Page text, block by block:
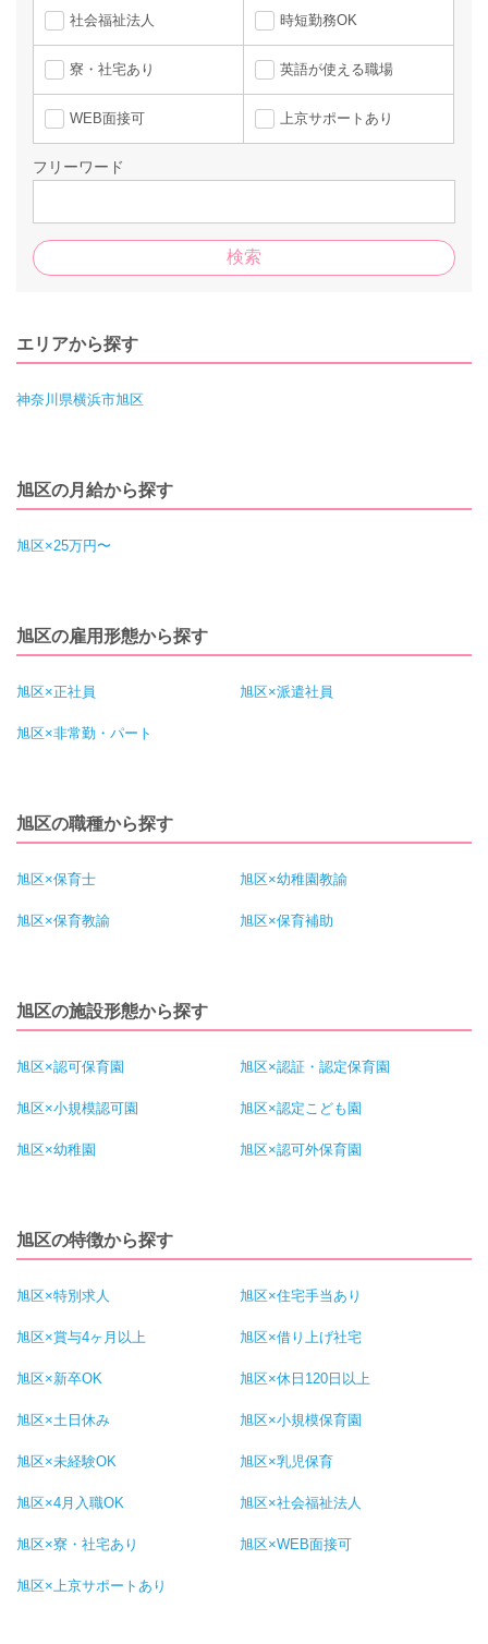
社会福祉法人 時短勤務OK
寮・社宅あり 英語が使える職場
WEB面接可 上京サポートあり
フリーワード
エリアから探す
神奈川県横浜市旭区
旭区の月給から探す
旭区×25万円〜
旭区の雇用形態から探す
旭区×正社員 旭区×派遣社員
旭区×非常勤・パート
旭区の職種から探す
旭区×保育士 旭区×幼稚園教諭
旭区×保育教諭 旭区×保育補助
旭区の施設形態から探す
旭区×認可保育園 旭区×認証・認定保育園
旭区×小規模認可園 旭区×認定こども園
旭区×幼稚園 旭区×認可外保育園
旭区の特徴から探す
旭区×特別求人 旭区×住宅手当あり
旭区×賞与4ヶ月以上 旭区×借り上げ社宅
旭区×新卒OK 旭区×休日120日以上
旭区×土日休み 旭区×小規模保育園
旭区×未経験OK 旭区×乳児保育
旭区×4月入職OK 旭区×社会福祉法人
旭区×寮・社宅あり 旭区×WEB面接可
旭区×上京サポートあり